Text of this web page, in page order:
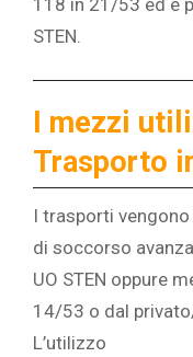
STEN.
I mezzi
Trasporto
I trasporti
di soccorso
UO STEN oppure
14/53 o dal
L’utilizzo